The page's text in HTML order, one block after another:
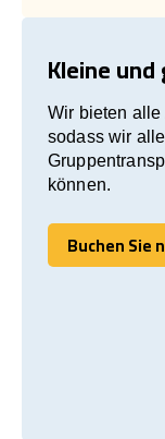
Kleine
Wir bieten alle
sodass wir
können.
Buchen Sie
Buchen Sie